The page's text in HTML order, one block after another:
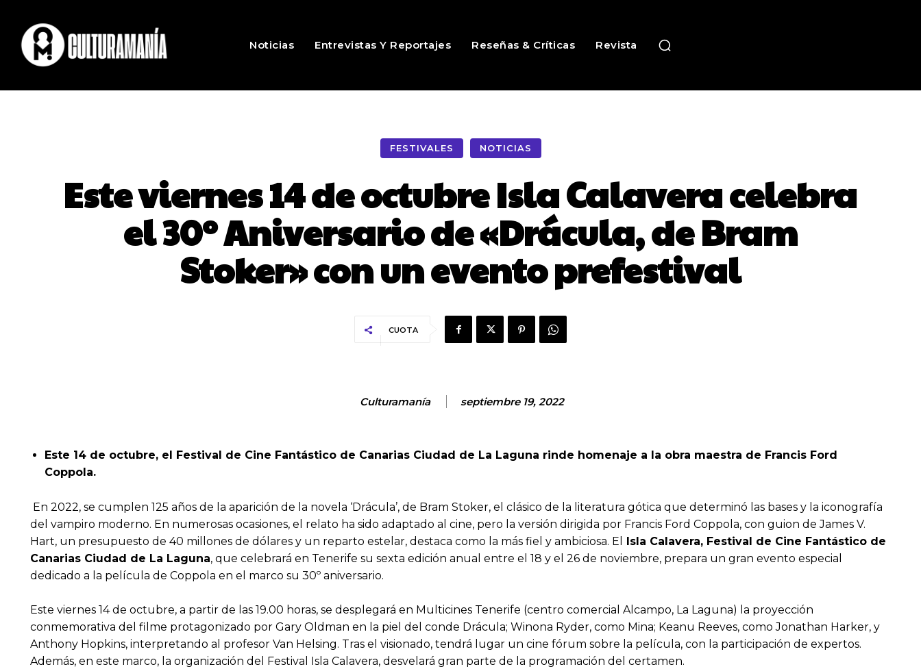
Noticias Entrevistas Y Reportajes Reseñas & Críticas Revista
FESTIVALES NOTICIAS
Este viernes 14 de octubre Isla Calavera celebra
el 30º Aniversario de «Drácula, de Bram
Stoker» con un evento prefestival
CUOTA
Culturamanía septiembre 19, 2022
Este 14 de octubre, el Festival de Cine Fantástico de Canarias Ciudad de La Laguna rinde homenaje a la obra maestra de Francis Ford
Coppola.
En 2022, se cumplen 125 años de la aparición de la novela ‘Drácula’, de Bram Stoker, el clásico de la literatura gótica que determinó las bases y la iconografía
del vampiro moderno. En numerosas ocasiones, el relato ha sido adaptado al cine, pero la versión dirigida por Francis Ford Coppola, con guion de James V.
Hart, un presupuesto de 40 millones de dólares y un reparto estelar, destaca como la más fiel y ambiciosa. El
Isla Calavera, Festival de Cine Fantástico de
Canarias Ciudad de La Laguna, que celebrará en Tenerife su sexta edición anual entre el 18 y el 26 de noviembre, prepara un gran evento especial
dedicado a la película de Coppola en el marco su 30º aniversario.
Este viernes 14 de octubre, a partir de las 19.00 horas, se desplegará en Multicines Tenerife (centro comercial Alcampo, La Laguna) la proyección
conmemorativa del filme protagonizado por Gary Oldman en la piel del conde Drácula; Winona Ryder, como Mina; Keanu Reeves, como Jonathan Harker, y
Anthony Hopkins, interpretando al profesor Van Helsing. Tras el visionado, tendrá lugar un cine fórum sobre la película, con la participación de expertos.
Además, en este marco, la organización del Festival Isla Calavera, desvelará gran parte de la programación del certamen.